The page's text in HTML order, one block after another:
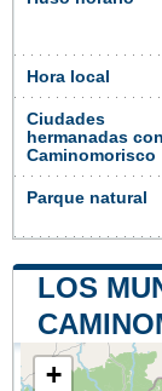
Hora local
Ciudades
hermanadas con
Caminomorisco
Parque natural
LOS
+